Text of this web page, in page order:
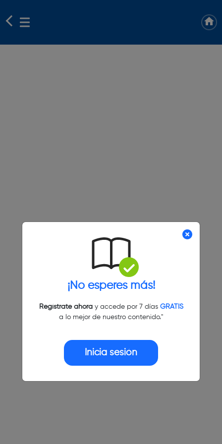
¡No esperes más!
Regístrate ahoray accede por 7 días GRATIS
a lo mejor de nuestro contenido."
Inicia sesión